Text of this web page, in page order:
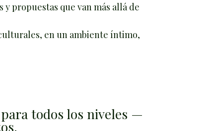
propuestas que van más allá de
en un ambiente íntimo,
para todos los niveles —